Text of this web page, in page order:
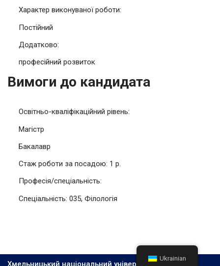
Характер виконуваної роботи:
Постійний
Додатково:
професійний розвиток
Вимоги до кандидата
Освітньо-кваліфікаційний рівень:
Магістр
Бакалавр
Стаж роботи за посадою: 1 р.
Професія/спеціальність:
Спеціальність: 035, Філологія
Хмельницький національний університет, 2026
Ukrainian